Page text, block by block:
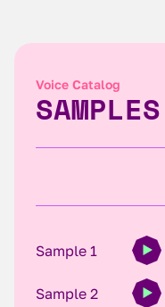
Voice Catalog
SAMPLES
Sample 1
Sample 2